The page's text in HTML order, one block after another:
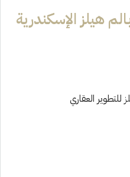
هيلز الإسكندرية
للتطوير العقاري